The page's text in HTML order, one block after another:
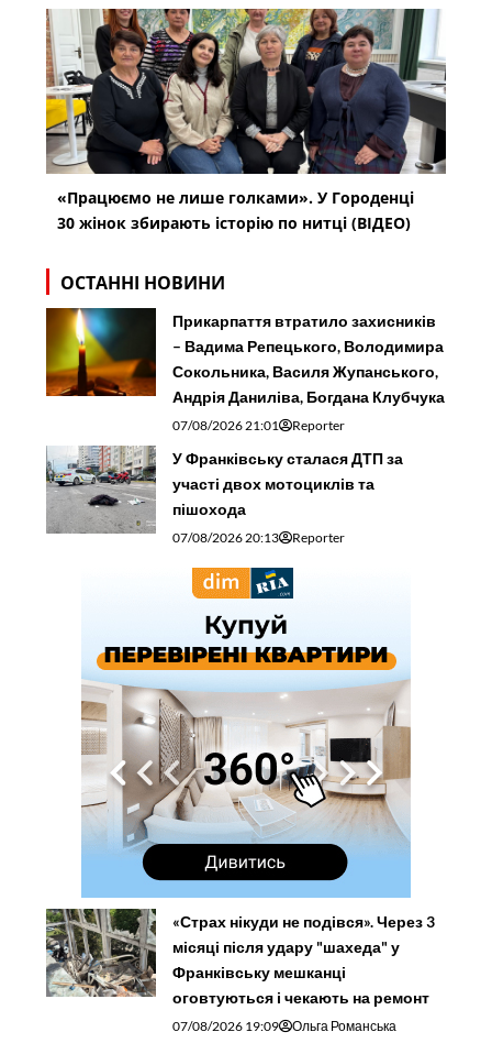
«Працюємо не лише голками». У Городенці
30 жінок збирають історію по нитці (ВІДЕО)
ОСТАННІ НОВИНИ
Прикарпаття втратило захисників
– Вадима Репецького, Володимира
Сокольника, Василя Жупанського,
Андрія Даниліва, Богдана Клубчука
07/08/2026 21:01 Reporter
У Франківську сталася ДТП за
участі двох мотоциклів та
пішохода
07/08/2026 20:13 Reporter
«Страх нікуди не подівся». Через 3
місяці після удару "шахеда" у
Франківську мешканці
оговтуються і чекають на ремонт
07/08/2026 19:09 Ольга Романська